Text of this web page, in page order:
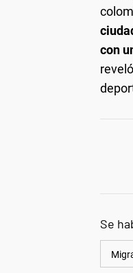
con
Se